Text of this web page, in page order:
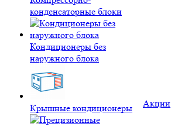
конденсаторные блоки
Кондиционеры без
наружного блока
Крышные кондиционеры Акции